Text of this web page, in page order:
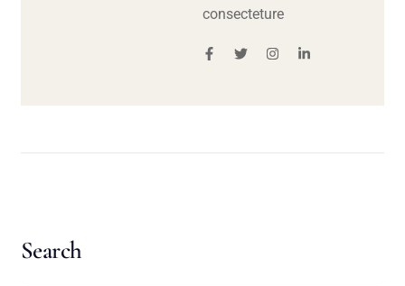
consecteture
Search